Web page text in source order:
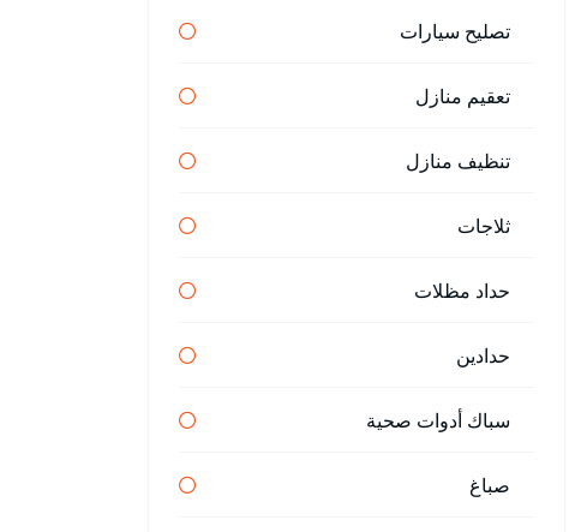
تصليح سيارات
تعقيم منازل
تنظيف منازل
ثلاجات
حداد مظلات
حدادين
سباك أدوات صحية
صباغ